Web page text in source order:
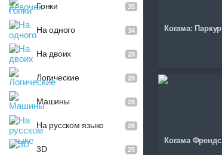
Гонки 35
На одного 34
На двоих 28
Логические 28
Машины 28
На русском языке 26
3D 25
Когама: Паркур
Когама Френдс